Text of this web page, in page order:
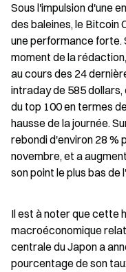
Sous l'impulsion d'une
des baleines, le Bitcoin
une performance forte.
moment de la
au cours des 24
intraday de 585
du top 100 en termes
hausse de la journée.
rebondi d'environ 28 %
novembre, et a
son point le plus bas de
Il est à noter que cette
macroéconomique
centrale du Japon a
pourcentage de son